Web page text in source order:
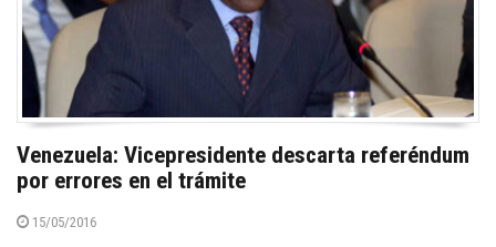
Venezuela: Vicepresidente descarta referéndum
por errores en el trámite
15/05/2016